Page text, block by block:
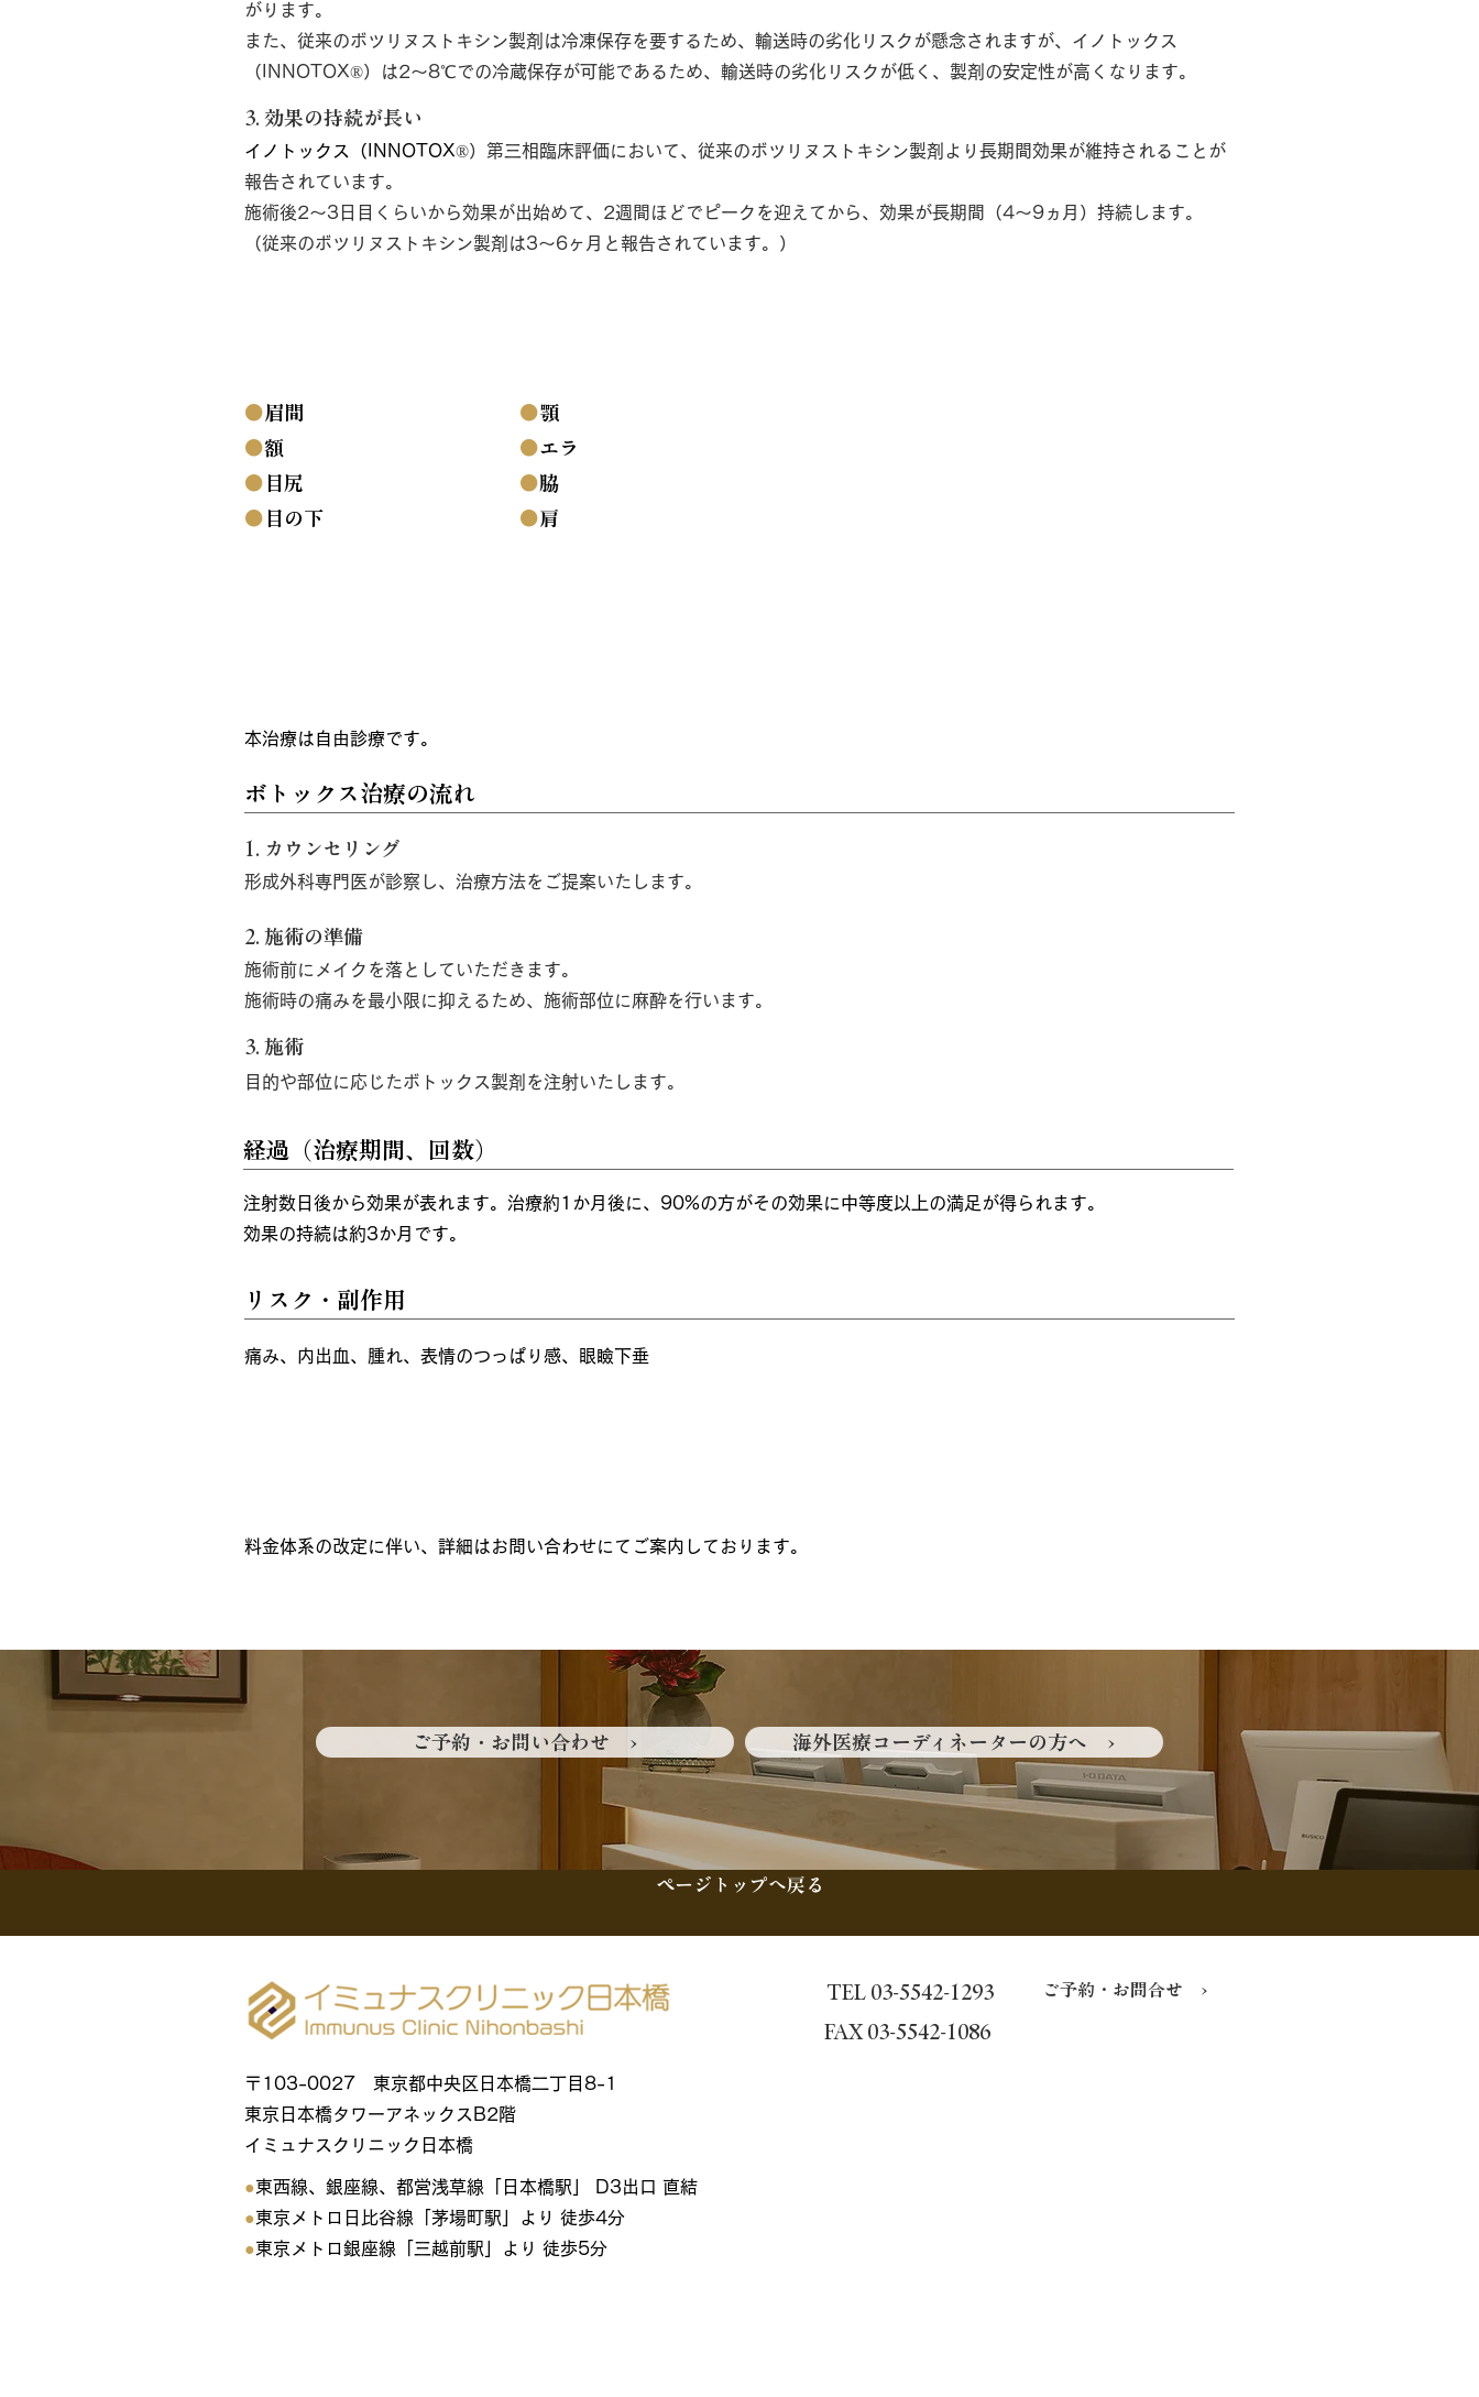
がります。
また、従来のボツリヌストキシン製剤は冷凍保存を要するため、輸送時の劣化リスクが懸念されますが、イノトックス
（INNOTOX®︎）は2〜8℃での冷蔵保存が可能であるため、輸送時の劣化リスクが低く、製剤の安定性が高くなります。
3. 効果の持続が長い
イノトックス（INNOTOX®︎）第三相臨床評価において、従来のボツリヌストキシン製剤より長期間効果が維持されることが
報告されています。
施術後2〜3日目くらいから効果が出始めて、2週間ほどでピークを迎えてから、効果が長期間（4～9ヵ月）持続します。
（従来のボツリヌストキシン製剤は3〜6ヶ月と報告されています。）
●眉間
●額
● 目尻
● 目の下
●顎
●エラ
●脇
●肩
本治療は自由診療です。
ボトックス治療の流れ
1. カウンセリング
形成外科専門医が診察し、治療方法をご提案いたします。
2. 施術の準備
施術前にメイクを落としていただきます。
施術時の痛みを最小限に抑えるため、施術部位に麻酔を行います。
3. 施術
目的や部位に応じたボトックス製剤を注射いたします。
経過（治療期間、回数）
注射数日後から効果が表れます。治療約1か月後に、90%の方がその効果に中等度以上の満足が得られます。
効果の持続は約3か月です。
リスク・副作用
痛み、内出血、腫れ、表情のつっぱり感、眼瞼下垂
料金体系の改定に伴い、詳細はお問い合わせにてご案内しております。
ご予約・お問い合わせ › 海外医療コーディネーターの方へ ›
ページトップへ戻る
TEL 03-5542-1293
FAX 03-5542-1086
ご予約・お問合せ ›
〒103-0027 東京都中央区日本橋二丁目8-1
東京日本橋タワーアネックスB2階
​イミュナスクリニック日本橋
●東西線、銀座線、都営浅草線「日本橋駅」 D3出口 直結
●東京メトロ日比谷線「茅場町駅」より 徒歩4分
●東京メトロ銀座線「三越前駅」より 徒歩5分